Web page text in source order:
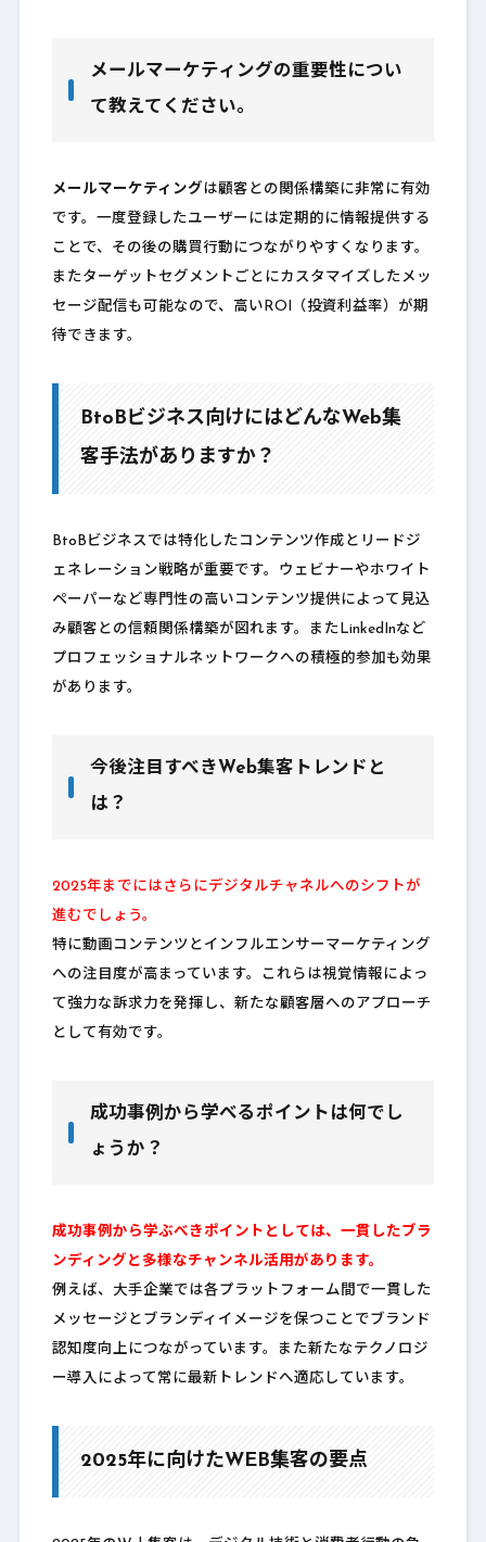
メールマーケティングの重要性につい
て教えてください。
メールマーケティング は顧客との関係構築に非常に有効
です。一度登録したユーザーには定期的に情報提供する
ことで、その後の購買行動につながりやすくなります。
またターゲットセグメントごとにカスタマイズしたメッ
セージ配信も可能なので、高いROI（投資利益率）が期
待できます。
BtoBビジネス向けにはどんなWeb集
客手法がありますか？
BtoBビジネスでは特化したコンテンツ作成とリードジ
ェネレーション戦略が重要です。ウェビナーやホワイト
ペーパーなど専門性の高いコンテンツ提供によって見込
み顧客との信頼関係構築が図れます。またLinkedInなど
プロフェッショナルネットワークへの積極的参加も効果
があります。
今後注目すべきWeb集客トレンドと
は？
2025年までにはさらにデジタルチャネルへのシフトが
進むでしょう。
特に動画コンテンツとインフルエンサーマーケティング
への注目度が高まっています。これらは視覚情報によっ
て強力な訴求力を発揮し、新たな顧客層へのアプローチ
として有効です。
成功事例から学べるポイントは何でし
ょうか？
成功事例から学ぶべきポイントとしては、一貫したブラ
ンディングと多様なチャンネル活用があります。
例えば、大手企業では各プラットフォーム間で一貫した
メッセージとブランディイメージを保つことでブランド
認知度向上につながっています。また新たなテクノロジ
ー導入によって常に最新トレンドへ適応しています。
2025年に向けたWEB集客の要点